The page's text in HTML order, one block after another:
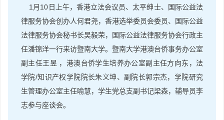
1月10日上午，香港立法会议员、太平绅士、国际公益法
律服务协会创办人何君尧，香港选举委员会委员、国际公益
法律服务协会秘书长吴毅荣，国际公益法律服务协会行政主
任潘锦洋一行来访暨南大学。暨南大学港澳台侨事务办公室
副主任王昱 ，港澳台侨学生培养办公室副主任方向东，法
学院/知识产权学院院长朱义坤、副院长郭宗杰，学院研究
生管理办公室主任喻慧，学生党总支副书记梁森，辅导员李
志参与座谈会。